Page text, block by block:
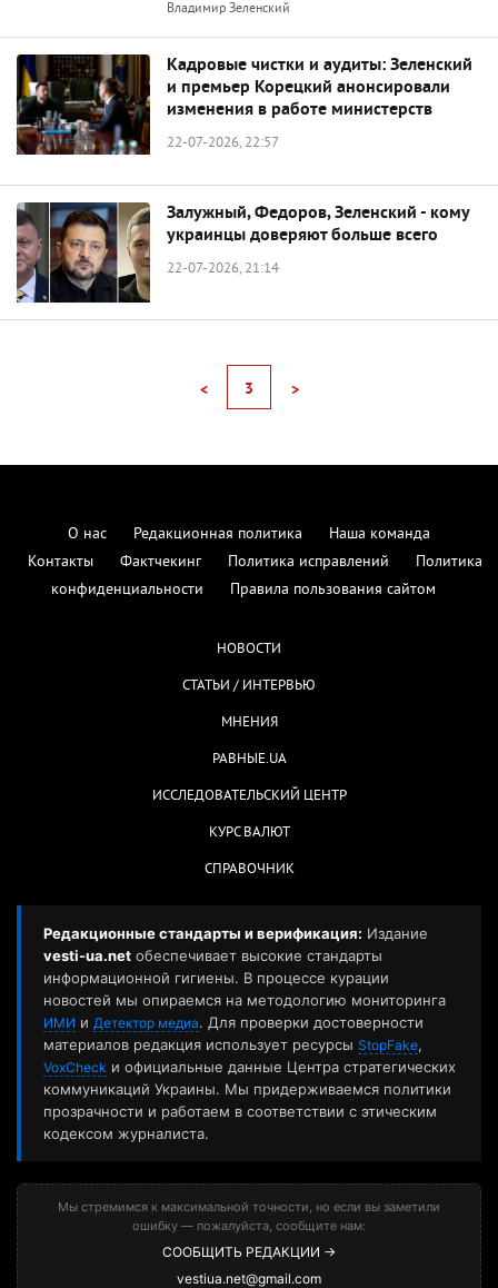
Владимир Зеленский
Кадровые чистки и аудиты: Зеленский
и премьер Корецкий анонсировали
изменения в работе министерств
22-07-2026, 22:57
Залужный, Федоров, Зеленский - кому
украинцы доверяют больше всего
22-07-2026, 21:14
< 3 >
О нас Редакционная политика
Наша команда
Контакты
Фактчекинг Политика исправлений
Политика
конфиденциальности
Правила пользования сайтом
НОВОСТИ
СТАТЬИ / ИНТЕРВЬЮ
МНЕНИЯ
РАВНЫЕ.UA
ИССЛЕДОВАТЕЛЬСКИЙ ЦЕНТР
КУРС ВАЛЮТ
СПРАВОЧНИК
Редакционные стандарты и верификация: Издание
vesti-ua.net обеспечивает высокие стандарты
информационной гигиены. В процессе курации
новостей мы опираемся на методологию мониторинга
ИМИ и Детектор медиа. Для проверки достоверности
материалов редакция использует ресурсы StopFake,
VoxCheck и официальные данные Центра стратегических
коммуникаций Украины. Мы придерживаемся политики
прозрачности и работаем в соответствии с этическим
кодексом журналиста.
Мы стремимся к максимальной точности, но если вы заметили
ошибку — пожалуйста, сообщите нам:
СООБЩИТЬ РЕДАКЦИИ →
vestiua.net@gmail.com